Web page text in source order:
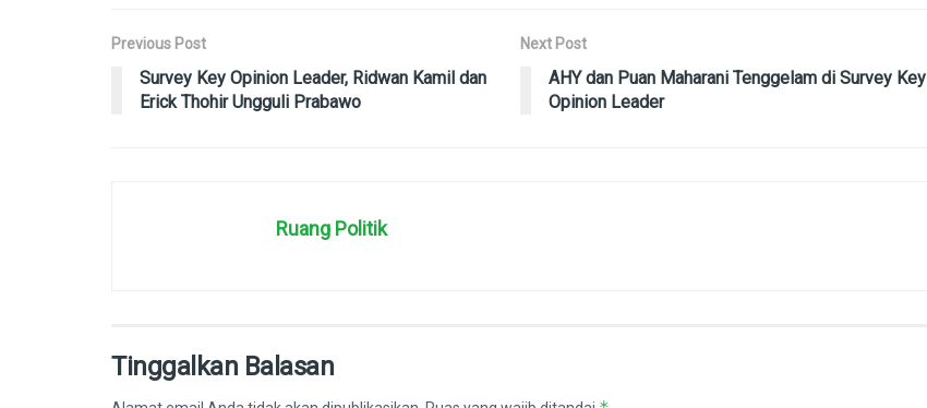
Previous Post
Survey Key Opinion Leader, Ridwan Kamil dan
Erick Thohir Ungguli Prabawo
Next Post
AHY dan Puan Maharani Tenggelam di Survey Key
Opinion Leader
Ruang Politik
Tinggalkan Balasan